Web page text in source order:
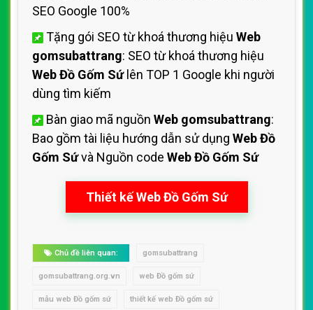
SEO Google 100%
Tặng gói SEO từ khoá thương hiệu Web
gomsubattrang: SEO từ khoá thương hiệu
Web Đồ Gốm Sứlên TOP 1 Google khi người
dùng tìm kiếm
Bàn giao mã nguồn Web gomsubattrang:
Bao gồm tài liệu hướng dẫn sử dụng Web Đồ
Gốm Sứvà Nguồn code Web Đồ Gốm Sứ
Thiết kế Web Đồ Gốm Sứ
Chủ đề liên quan: gomsubattrang
gomsubattrang.org.vn web Đồ gốm sứ
mẫu web Đồ gốm sứ thiết kế web Đồ gốm sứ